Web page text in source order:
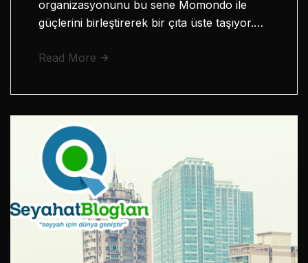
organizasyonunu bu sene Momondo ile
güçlerini birleştirerek bir çıta üste taşıyor.…
Read More